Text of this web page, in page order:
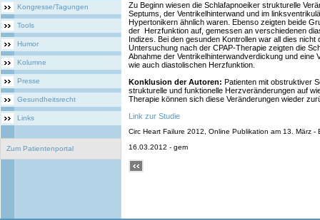
Kongresse/Tagungen
Tools
Humor
Kolumne
Presse
Gesundheitsrecht
Links
Zum Patientenportal
Zu Beginn wiesen die Schlafapnoeiker strukturelle
Septums, der Ventrikelhinterwand und im
Hypertonikern ähnlich waren. Ebenso zeigten beide
der Herzfunktion auf, gemessen an verschiedenen
Indizes. Bei den gesunden Kontrollen war all dies nicht
Untersuchung nach der CPAP-Therapie zeigten die
Abnahme der Ventrikelhinterwandverdickung und eine
wie auch diastolischen Herzfunktion.
Konklusion der Autoren: Patienten mit obstruktiver
strukturelle und funktionelle Herzveränderungen auf
Therapie können sich diese Veränderungen wieder
Link zur Studie
Circ Heart Failure 2012, Online Publikation am 13. März -
16.03.2012 - gem